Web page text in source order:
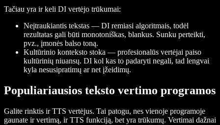
Tačiau yra ir keli DI vertėjo trūkumai:
Neįtraukiantis tekstas — DI remiasi algoritmais, todėl
rezultatas gali būti monotoniškas, blankus. Sunku perteikti,
pvz., įmonės balso toną.
Kultūrinio konteksto stoka — profesionalūs vertėjai paiso
kultūrinių niuansų. DI kol kas to padaryti negali, tad lengvai
kyla nesusipratimų ar net įžeidimų.
Populiariausios teksto vertimo programos
Galite rinktis ir TTS vertėjus. Tai patogu, nes vienoje programoje
gaunate ir vertimą, ir TTS funkciją, bet yra trūkumų. Vertimai dažnai